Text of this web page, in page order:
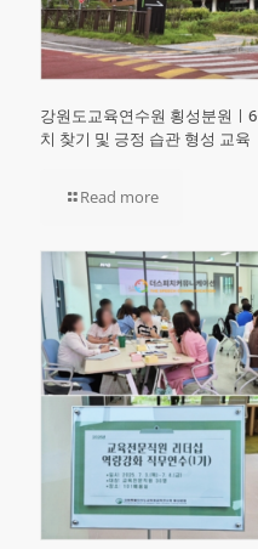
강원도교육연수원 횡성분원ㅣ
치 찾기 및 긍정 습관 형성 교육
Read more